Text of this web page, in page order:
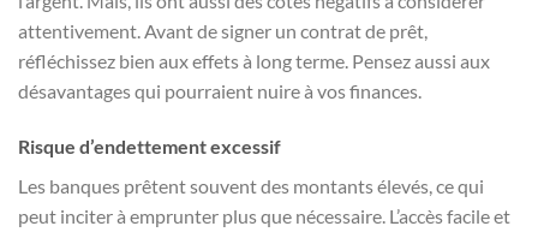
attentivement. Avant de signer un contrat de prêt,
réfléchissez bien aux effets à long terme. Pensez aussi aux
désavantages qui pourraient nuire à vos finances.
Risque d’endettement excessif
Les banques prêtent souvent des montants élevés, ce qui
peut inciter à emprunter plus que nécessaire. L’accès facile et